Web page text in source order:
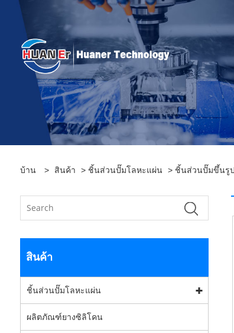
บ้าน > สินค้า > ชิ้นส่วนปั๊มโลหะแผ่น > ชิ้นส่วนปั๊มขึ้นรูป
สินค้า
ชิ้นส่วนปั๊มโลหะแผ่น
ผลิตภัณฑ์ยางซิลิโคน